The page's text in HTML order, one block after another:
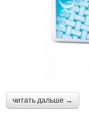
читать дальше →